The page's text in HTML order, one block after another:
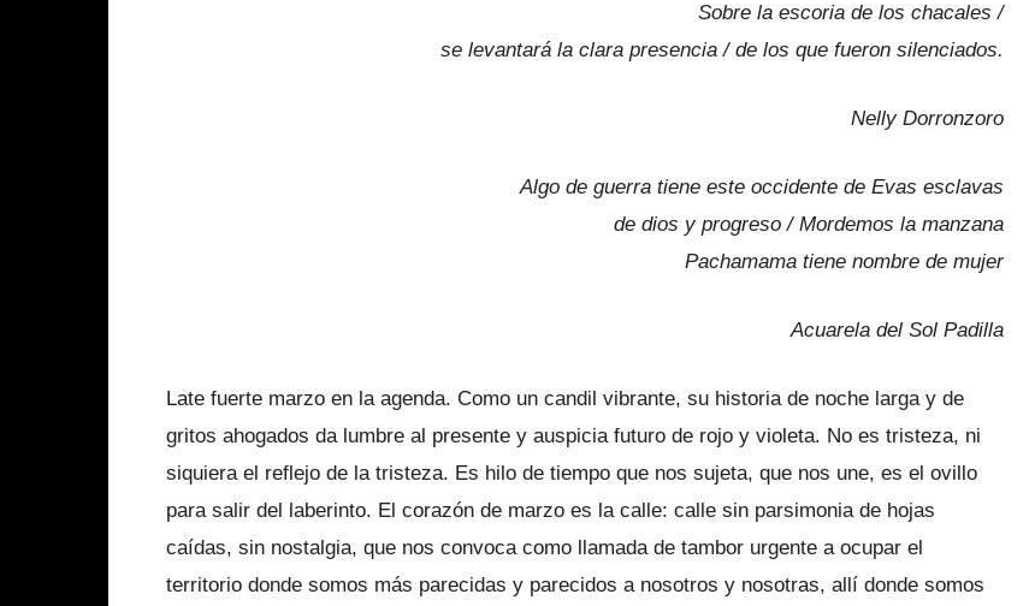
Sobre la escoria de los chacales /
se levantará la clara presencia / de los que fueron silenciados.
Nelly Dorronzoro
Algo de guerra tiene este occidente de Evas esclavas
de dios y progreso / Mordemos la manzana
Pachamama tiene nombre de mujer
Acuarela del Sol Padilla
Late fuerte marzo en la agenda. Como un candil vibrante, su historia de noche larga y de
gritos ahogados da lumbre al presente y auspicia futuro de rojo y violeta. No es tristeza, ni
siquiera el reflejo de la tristeza. Es hilo de tiempo que nos sujeta, que nos une, es el ovillo
para salir del laberinto. El corazón de marzo es la calle: calle sin parsimonia de hojas
caídas, sin nostalgia, que nos convoca como llamada de tambor urgente a ocupar el
territorio donde somos más parecidas y parecidos a nosotros y nosotras, allí donde somos